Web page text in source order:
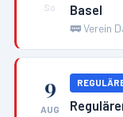
So
Basel
🚃Verein
9
AUG